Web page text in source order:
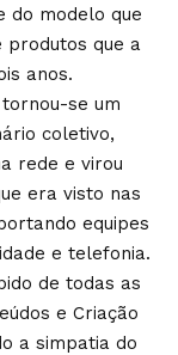
do modelo que
produtos que a
anos.
se um
coletivo,
rede e virou
era visto nas
equipes
e telefonia.
de todas as
e Criação
a simpatia do